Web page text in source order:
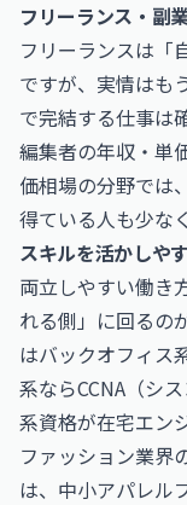
フリーランス・副
フリーランスは「
ですが、実情はも
で完結する仕事は
編集者の年収・単
価相場の分野では
得ている人も少な
スキルを活かしや
両立しやすい働き
れる側」に回るの
はバックオフィス
系ならCCNA（シ
系資格が在宅エン
ファッション業界
は、中小アパレル